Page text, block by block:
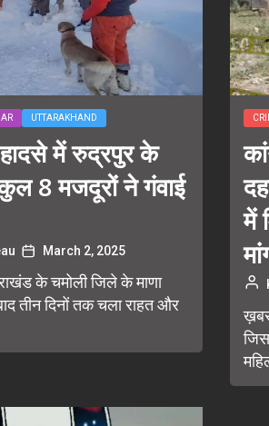
UTTARAKHAND
में रुद्रपुर के
8 मजदूरों ने गंवाई
March 2, 2025
के चमोली जिले के माणा
तीन दिनों तक चला राहत और
में